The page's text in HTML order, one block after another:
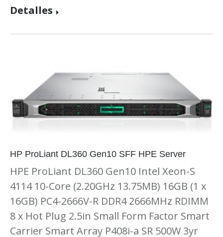
Detalles
HP ProLiant DL360 Gen10 SFF HPE Server
HPE ProLiant DL360 Gen10 Intel Xeon-S
4114 10-Core (2.20GHz 13.75MB) 16GB (1 x
16GB) PC4-2666V-R DDR4 2666MHz RDIMM
8 x Hot Plug 2.5in Small Form Factor Smart
Carrier Smart Array P408i-a SR 500W 3yr